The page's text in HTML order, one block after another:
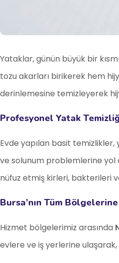
Yataklar, günün büyük bir
tozu akarları birikerek hem
derinlemesine temizleyerek
Profesyonel Yatak
Evde yapılan basit
ve solunum problemlerine yol
nüfuz etmiş kirleri, bakterileri
Bursa’nın Tüm
Hizmet bölgelerimiz arasında
evlere ve iş yerlerine